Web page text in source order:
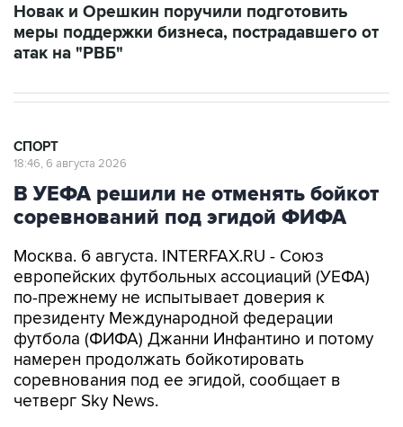
Новак и Орешкин поручили подготовить
меры поддержки бизнеса, пострадавшего от
атак на "РВБ"
СПОРТ
18:46, 6 августа 2026
В УЕФА решили не отменять бойкот
соревнований под эгидой ФИФА
Москва. 6 августа. INTERFAX.RU - Союз
европейских футбольных ассоциаций (УЕФА)
по-прежнему не испытывает доверия к
президенту Международной федерации
футбола (ФИФА) Джанни Инфантино и потому
намерен продолжать бойкотировать
соревнования под ее эгидой, сообщает в
четверг Sky News.